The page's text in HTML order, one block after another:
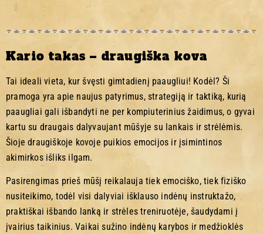
Kario takas – draugiška kova
Tai ideali vieta, kur švęsti gimtadienį paaugliui! Kodėl? Ši
pramoga yra apie naujus patyrimus, strategiją ir taktiką, kurią
paaugliai gali išbandyti ne per kompiuterinius žaidimus, o gyvai
kartu su draugais dalyvaujant mūšyje su lankais ir strėlėmis.
Šioje draugiškoje kovoje puikios emocijos ir įsimintinos
akimirkos išliks ilgam.
Pasirengimas prieš mūšį reikalauja tiek emociško, tiek fiziško
nusiteikimo, todėl visi dalyviai išklauso indėnų instruktažo,
praktiškai išbando lanką ir strėles treniruotėje, šaudydami į
įvairius taikinius. Vaikai sužino indėnų karybos ir medžioklės